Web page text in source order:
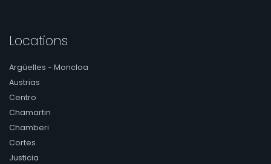
Locations
Argüelles - Moncloa
Austrias
Centro
Chamartin
Chamberi
Cortes
Justicia